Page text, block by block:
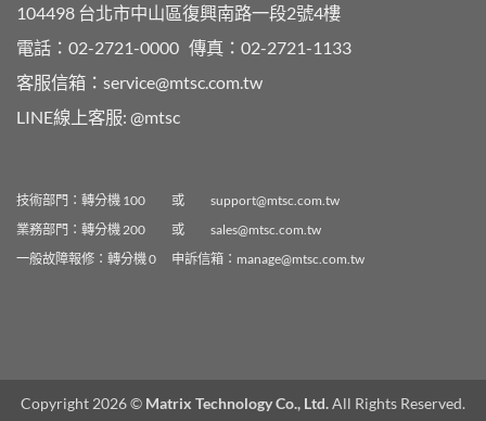
104498 台北市中山區復興南路一段2號4樓
電話：02-2721-0000 傳真：02-2721-1133
客服信箱： service@mtsc.com.tw
LINE線上客服: @mtsc
技術部門：轉分機 100 或 support@mtsc.com.tw
業務部門：轉分機 200 或 sales@mtsc.com.tw
一般故障報修：轉分機 0 申訴信箱： manage@mtsc.com.tw
Copyright 2026 © Matrix Technology Co., Ltd.All Rights Reserved.